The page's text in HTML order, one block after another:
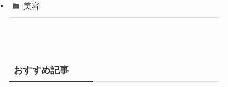
美容
おすすめ記事